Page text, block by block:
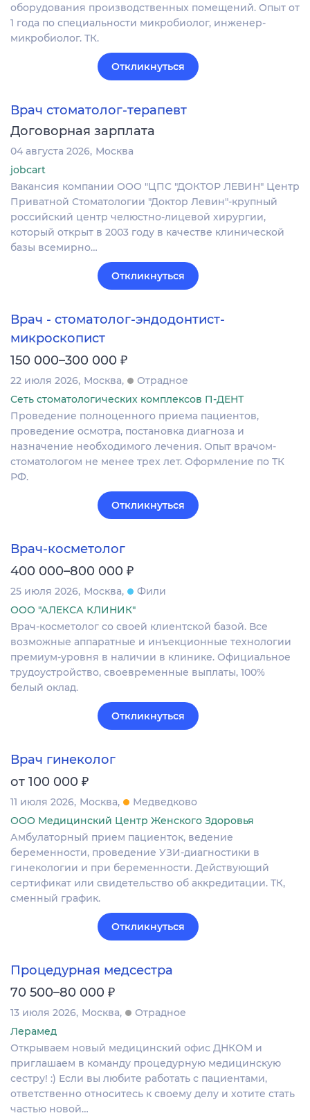
оборудования производственных помещений. Опыт от
1 года по специальности микробиолог, инженер-
микробиолог. ТК.
Откликнуться
Врач стоматолог-терапевт
Договорная зарплата
04 августа 2026 Москва
jobcart
Вакансия компании ООО "ЦПС "ДОКТОР ЛЕВИН" Центр
Приватной Стоматологии "Доктор Левин"-крупный
российский центр челюстно-лицевой хирургии,
который открыт в 2003 году в качестве клинической
базы всемирно…
Откликнуться
Врач - стоматолог-эндодонтист-
микроскопист
150 000–300 000 ₽
22 июля 2026 Москва
Отрадное
Сеть стоматологических комплексов П-ДЕНТ
Проведение полноценного приема пациентов,
проведение осмотра, постановка диагноза и
назначение необходимого лечения. Опыт врачом-
стоматологом не менее трех лет. Оформление по ТК
РФ.
Откликнуться
Врач-косметолог
400 000–800 000 ₽
25 июля 2026 Москва
Фили
ООО "АЛЕКСА КЛИНИК"
Врач-косметолог со своей клиентской базой. Все
возможные аппаратные и инъекционные технологии
премиум-уровня в наличии в клинике. Официальное
трудоустройство, своевременные выплаты, 100%
белый оклад.
Откликнуться
Врач гинеколог
от 100 000 ₽
11 июля 2026 Москва
Медведково
ООО Медицинский Центр Женского Здоровья
Амбулаторный прием пациенток, ведение
беременности, проведение УЗИ-диагностики в
гинекологии и при беременности. Действующий
сертификат или свидетельство об аккредитации. ТК,
сменный график.
Откликнуться
Процедурная медсестра
70 500–80 000 ₽
13 июля 2026 Москва
Отрадное
Лерамед
Открываем новый медицинский офис ДНКОМ и
приглашаем в команду процедурную медицинскую
сестру! :) Если вы любите работать с пациентами,
ответственно относитесь к своему делу и хотите стать
частью новой…